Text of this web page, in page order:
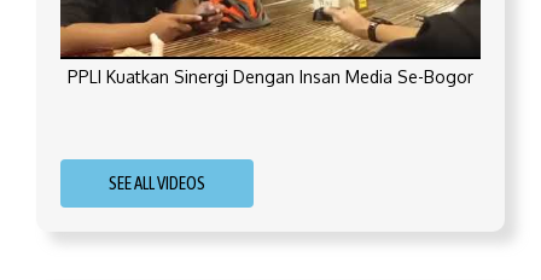
PPLI Kuatkan Sinergi Dengan Insan Media Se-Bogor
SEE ALL VIDEOS